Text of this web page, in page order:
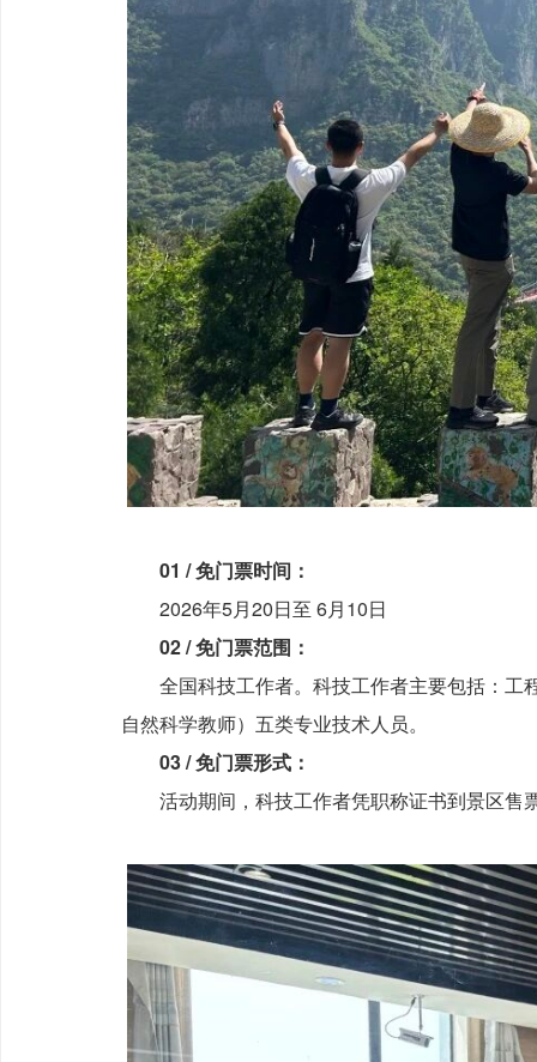
01 / 免门票时间：
2026年5月20日至 6月10日
02 / 免门票范围：
全国科技工作者。科技工作者主要包括：工
自然科学教师）五类专业技术人员。
03 / 免门票形式：
活动期间，科技工作者凭职称证书到景区售